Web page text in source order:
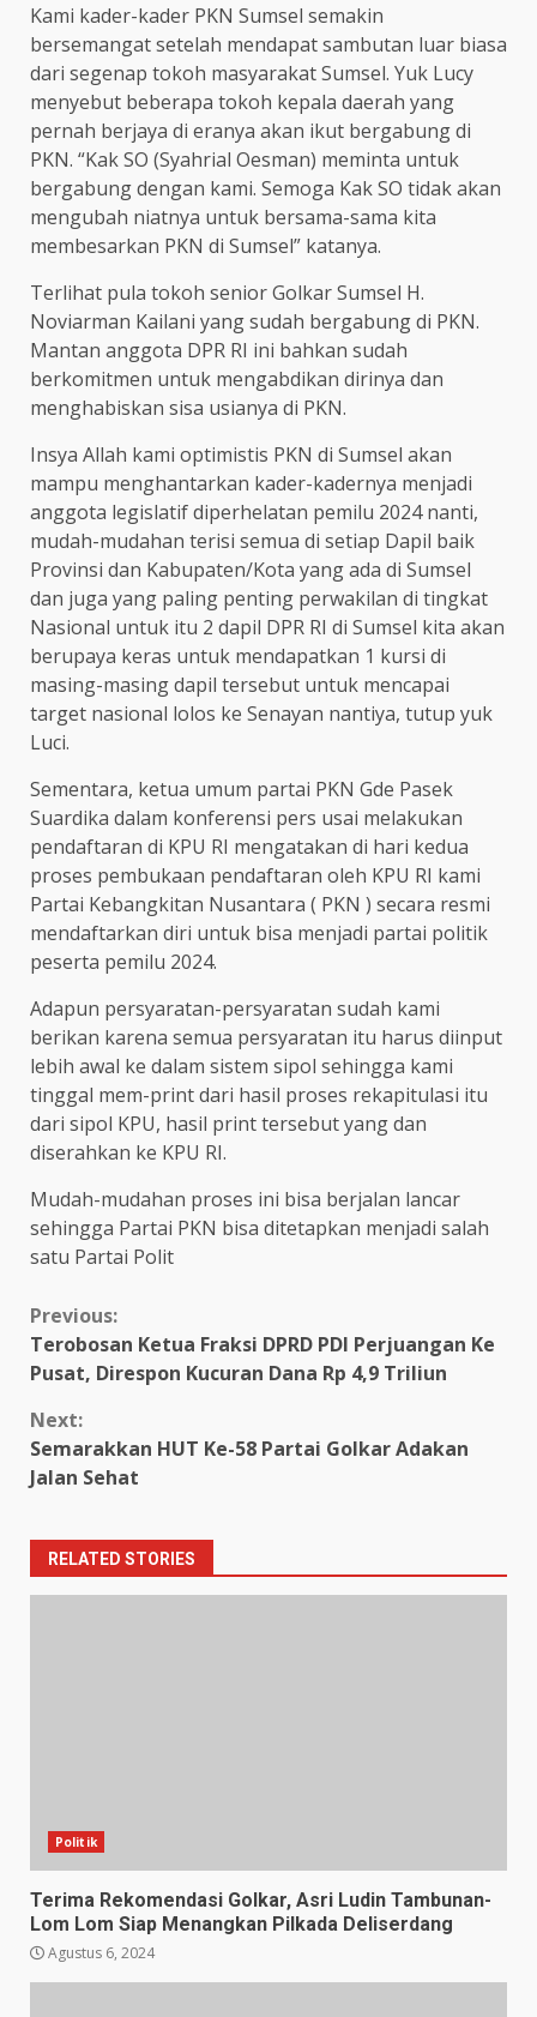
Kami kader-kader PKN Sumsel semakin
bersemangat setelah mendapat sambutan luar biasa
dari segenap tokoh masyarakat Sumsel. Yuk Lucy
menyebut beberapa tokoh kepala daerah yang
pernah berjaya di eranya akan ikut bergabung di
PKN. “Kak SO (Syahrial Oesman) meminta untuk
bergabung dengan kami. Semoga Kak SO tidak akan
mengubah niatnya untuk bersama-sama kita
membesarkan PKN di Sumsel” katanya.
Terlihat pula tokoh senior Golkar Sumsel H.
Noviarman Kailani yang sudah bergabung di PKN.
Mantan anggota DPR RI ini bahkan sudah
berkomitmen untuk mengabdikan dirinya dan
menghabiskan sisa usianya di PKN.
Insya Allah kami optimistis PKN di Sumsel akan
mampu menghantarkan kader-kadernya menjadi
anggota legislatif diperhelatan pemilu 2024 nanti,
mudah-mudahan terisi semua di setiap Dapil baik
Provinsi dan Kabupaten/Kota yang ada di Sumsel
dan juga yang paling penting perwakilan di tingkat
Nasional untuk itu 2 dapil DPR RI di Sumsel kita akan
berupaya keras untuk mendapatkan 1 kursi di
masing-masing dapil tersebut untuk mencapai
target nasional lolos ke Senayan nantiya, tutup yuk
Luci.
Sementara, ketua umum partai PKN Gde Pasek
Suardika dalam konferensi pers usai melakukan
pendaftaran di KPU RI mengatakan di hari kedua
proses pembukaan pendaftaran oleh KPU RI kami
Partai Kebangkitan Nusantara ( PKN ) secara resmi
mendaftarkan diri untuk bisa menjadi partai politik
peserta pemilu 2024.
Adapun persyaratan-persyaratan sudah kami
berikan karena semua persyaratan itu harus diinput
lebih awal ke dalam sistem sipol sehingga kami
tinggal mem-print dari hasil proses rekapitulasi itu
dari sipol KPU, hasil print tersebut yang dan
diserahkan ke KPU RI.
Mudah-mudahan proses ini bisa berjalan lancar
sehingga Partai PKN bisa ditetapkan menjadi salah
satu Partai Polit
Continue
Reading
Previous:
Terobosan Ketua Fraksi DPRD PDI Perjuangan Ke
Pusat, Direspon Kucuran Dana Rp 4,9 Triliun
Next:
Semarakkan HUT Ke-58 Partai Golkar Adakan
Jalan Sehat
RELATED STORIES
Politik
Terima Rekomendasi Golkar, Asri Ludin Tambunan-
Lom Lom Siap Menangkan Pilkada Deliserdang
Agustus 6, 2024